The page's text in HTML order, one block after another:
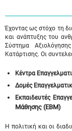
Έχοντας ως στόχο τη
και ανάπτυξης του
Σύστημα
Κατάρτισης. Οι
Κέντρα
Δομές
Εκπαιδευτές
Μάθησης (ΕΒΜ)
Η πολιτική και οι